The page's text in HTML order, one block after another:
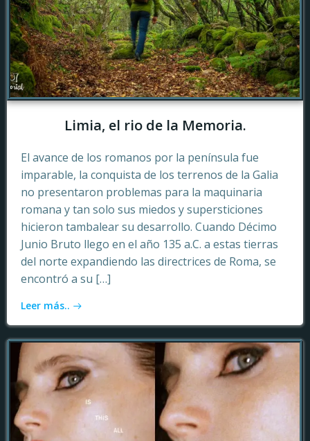
Limia, el rio de la Memoria.
El avance de los romanos por la península fue
imparable, la conquista de los terrenos de la Galia
no presentaron problemas para la maquinaria
romana y tan solo sus miedos y supersticiones
hicieron tambalear su desarrollo. Cuando Décimo
Junio Bruto llego en el año 135 a.C. a estas tierras
del norte expandiendo las directrices de Roma, se
encontró a su […]
Leer más..